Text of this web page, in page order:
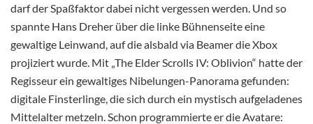
darf der Spaßfaktor dabei nicht vergessen werden. Und so
spannte Hans Dreher über die linke Bühnenseite eine
gewaltige Leinwand, auf die alsbald via Beamer die Xbox
projiziert wurde. Mit „The Elder Scrolls IV: Oblivion“ hatte der
Regisseur ein gewaltiges Nibelungen-Panorama gefunden:
digitale Finsterlinge, die sich durch ein mystisch aufgeladenes
Mittelalter metzeln. Schon programmierte er die Avatare: